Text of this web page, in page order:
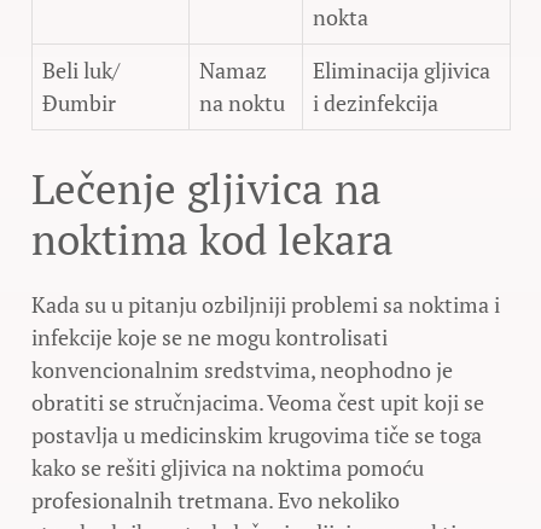
nokta
Beli luk/
Đumbir
Namaz
na noktu
Eliminacija gljivica
i dezinfekcija
Lečenje gljivica na
noktima kod lekara
Kada su u pitanju ozbiljniji problemi sa noktima i
infekcije koje se ne mogu kontrolisati
konvencionalnim sredstvima, neophodno je
obratiti se stručnjacima. Veoma čest upit koji se
postavlja u medicinskim krugovima tiče se toga
kako se rešiti gljivica na noktima pomoću
profesionalnih tretmana. Evo nekoliko